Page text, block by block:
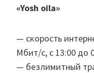
«Yosh oila»
— скорость
Мбит/с, с 13:00 до
— безлимитный